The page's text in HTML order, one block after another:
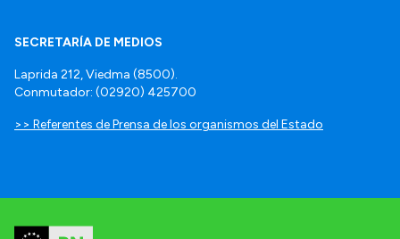
SECRETARÍA DE MEDIOS
Laprida 212, Viedma (8500).
Conmutador: (02920) 425700
>> Referentes de Prensa de los organismos del Estado